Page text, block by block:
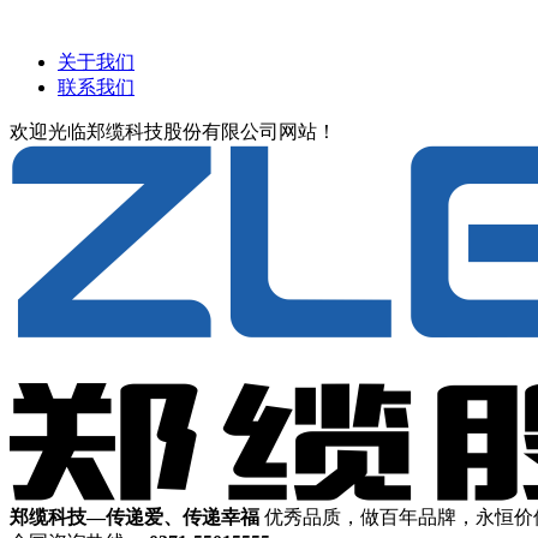
关于我们
联系我们
欢迎光临郑缆科技股份有限公司网站！
郑缆科技—传递爱、传递幸福 优秀品质，做百年品牌，永恒价